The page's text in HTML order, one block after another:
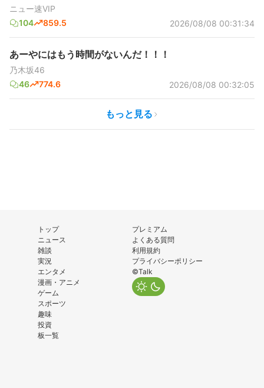
ニュー速VIP
104
859.5 2026/08/08 00:31:34
あーやにはもう時間がないんだ！！！
乃木坂46
46
774.6 2026/08/08 00:32:05
もっと見る
トップ
ニュース
雑談
実況
エンタメ
漫画・アニメ
ゲーム
スポーツ
趣味
投資
板一覧
プレミアム
よくある質問
利用規約
プライバシーポリシー
©Talk